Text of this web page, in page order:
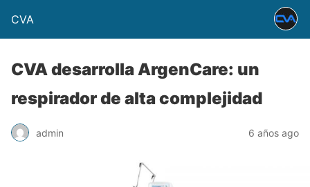
CVA
CVA desarrolla ArgenCare: un
respirador de alta complejidad
admin 6 años ago